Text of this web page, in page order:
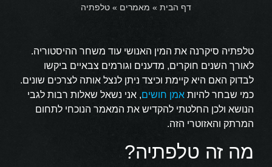
דף הבית » מאמרים » טלפתיה
טלפתיה סיקרנה את המין האנושי עוד משחר ההיסטוריה.
לאורך השנים חוקרים, מדענים וגורמים צבאיים ביקשו
לבדוק האם היא קיימת וכיצד ניתן לנצל אותה לצרכים שונים.
כמי שבחר להיות אמן חושים, אני נשאל שאלות רבות לגבי
הנושא ולכן החלטתי להקדיש את המאמר הנוכחי לתחום
המרתק והאזוטרי הזה.
מה זה טלפתיה?